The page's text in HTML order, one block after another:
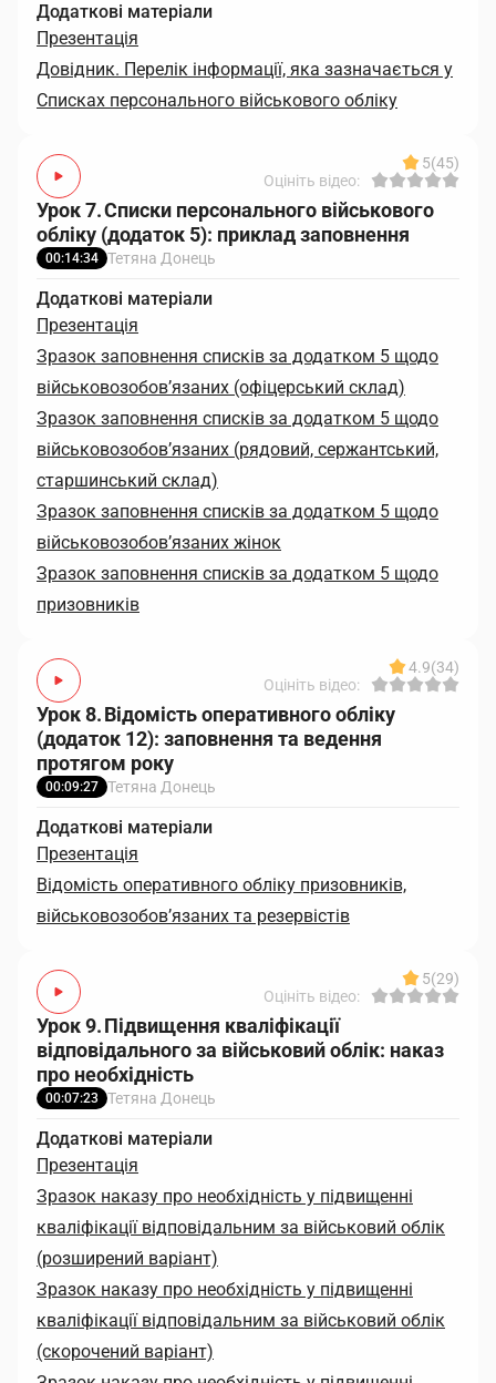
Додаткові матеріали
Презентація
Довідник. Перелік інформації, яка зазначається у
Списках персонального військового обліку
5(45)
Оцініть відео:
Урок 7. Списки персонального військового
обліку (додаток 5): приклад заповнення
00:14:34 Тетяна Донець
Додаткові матеріали
Презентація
Зразок заповнення списків за додатком 5 щодо
військовозобов’язаних (офіцерський склад)
Зразок заповнення списків за додатком 5 щодо
військовозобов’язаних (рядовий, сержантський,
старшинський склад)
Зразок заповнення списків за додатком 5 щодо
військовозобов’язаних жінок
Зразок заповнення списків за додатком 5 щодо
призовників
4.9(34)
Оцініть відео:
Урок 8. Відомість оперативного обліку
(додаток 12): заповнення та ведення
протягом року
00:09:27 Тетяна Донець
Додаткові матеріали
Презентація
Відомість оперативного обліку призовників,
військовозобов’язаних та резервістів
5(29)
Оцініть відео:
Урок 9. Підвищення кваліфікації
відповідального за військовий облік: наказ
про необхідність
00:07:23 Тетяна Донець
Додаткові матеріали
Презентація
Зразок наказу про необхідність у підвищенні
кваліфікації відповідальним за військовий облік
(розширений варіант)
Зразок наказу про необхідність у підвищенні
кваліфікації відповідальним за військовий облік
(скорочений варіант)